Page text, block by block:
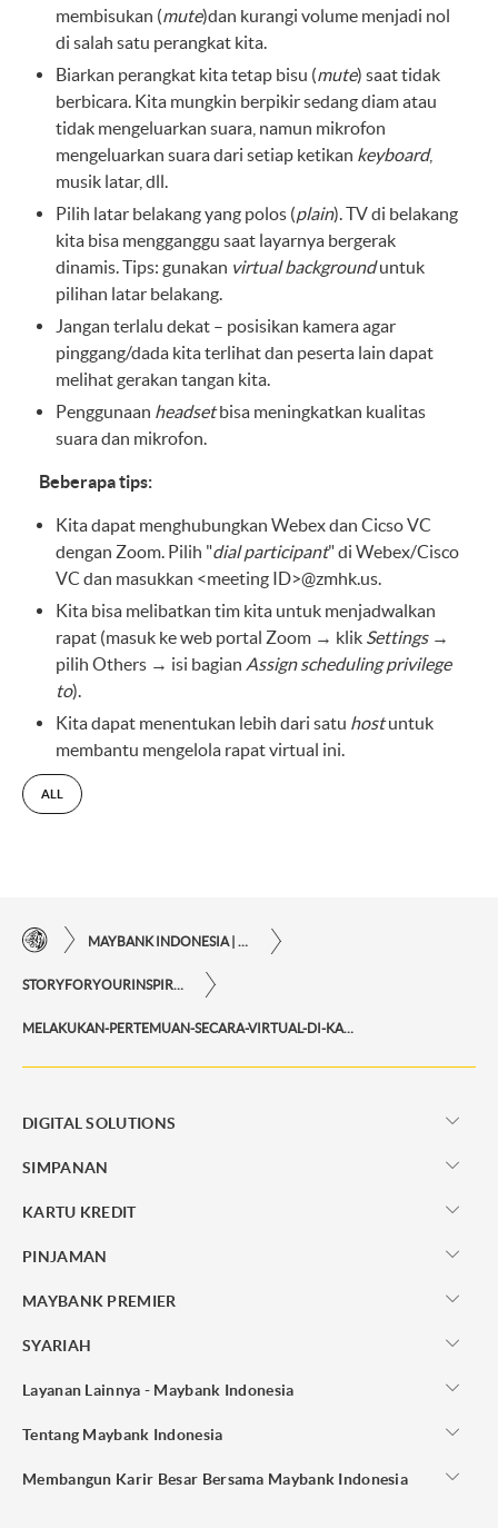
membisukan (mute)dan kurangi volume menjadi nol
di salah satu perangkat kita.
Biarkan perangkat kita tetap bisu (mute) saat tidak
berbicara. Kita mungkin berpikir sedang diam atau
tidak mengeluarkan suara, namun mikrofon
mengeluarkan suara dari setiap ketikan keyboard,
musik latar, dll.
Pilih latar belakang yang polos (plain). TV di belakang
kita bisa mengganggu saat layarnya bergerak
dinamis. Tips: gunakan virtual backgrounduntuk
pilihan latar belakang.
Jangan terlalu dekat – posisikan kamera agar
pinggang/dada kita terlihat dan peserta lain dapat
melihat gerakan tangan kita.
Penggunaan headsetbisa meningkatkan kualitas
suara dan mikrofon.
Beberapa tips:
Kita dapat menghubungkan Webex dan Cicso VC
dengan Zoom. Pilih "dial participant" di Webex/Cisco
VC dan masukkan <meeting ID>@zmhk.us.
Kita bisa melibatkan tim kita untuk menjadwalkan
rapat (masuk ke web portal Zoom → klik Settings →
pilih Others → isi bagian Assign scheduling privilege
to).
Kita dapat menentukan lebih dari satu hostuntuk
membantu mengelola rapat virtual ini.
ALL
DIGITAL SOLUTIONS
SIMPANAN
KARTU KREDIT
PINJAMAN
MAYBANK PREMIER
SYARIAH
Layanan Lainnya - Maybank Indonesia
Tentang Maybank Indonesia
Membangun Karir Besar Bersama Maybank Indonesia